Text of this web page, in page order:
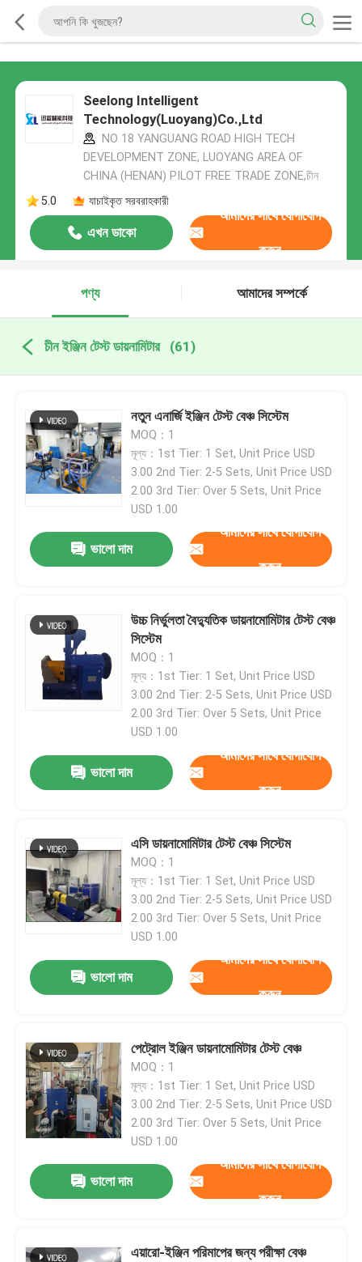
Seelong Intelligent
Technology(Luoyang)Co.,Ltd
NO 18 YANGUANG ROAD HIGH TECH
DEVELOPMENT ZONE, LUOYANG AREA OF
CHINA (HENAN) PILOT FREE TRADE ZONE,চীন
5.0
যাচাইকৃত সরবরাহকারী
এখন ডাকো
আমাদের সাথে যোগাযোগ
করুন
পণ্য আমাদের সম্পর্কে
চীন ইঞ্জিন টেস্ট ডায়নামিটার (61)
নতুন এনার্জি ইঞ্জিন টেস্ট বেঞ্চ সিস্টেম
MOQ：1
মূল্য：1st Tier: 1 Set, Unit Price USD
3.00 2nd Tier: 2-5 Sets, Unit Price USD
2.00 3rd Tier: Over 5 Sets, Unit Price
USD 1.00
ভালো দাম
আমাদের সাথে যোগাযোগ
করুন
উচ্চ নির্ভুলতা বৈদ্যুতিক ডায়নামোমিটার টেস্ট বেঞ্চ
সিস্টেম
MOQ：1
মূল্য：1st Tier: 1 Set, Unit Price USD
3.00 2nd Tier: 2-5 Sets, Unit Price USD
2.00 3rd Tier: Over 5 Sets, Unit Price
USD 1.00
ভালো দাম
আমাদের সাথে যোগাযোগ
করুন
এসি ডায়নামোমিটার টেস্ট বেঞ্চ সিস্টেম
MOQ：1
মূল্য：1st Tier: 1 Set, Unit Price USD
3.00 2nd Tier: 2-5 Sets, Unit Price USD
2.00 3rd Tier: Over 5 Sets, Unit Price
USD 1.00
ভালো দাম
আমাদের সাথে যোগাযোগ
করুন
পেট্রোল ইঞ্জিন ডায়নামোমিটার টেস্ট বেঞ্চ
MOQ：1
মূল্য：1st Tier: 1 Set, Unit Price USD
3.00 2nd Tier: 2-5 Sets, Unit Price USD
2.00 3rd Tier: Over 5 Sets, Unit Price
USD 1.00
ভালো দাম
আমাদের সাথে যোগাযোগ
করুন
এয়ারো-ইঞ্জিন পরিমাপের জন্য পরীক্ষা বেঞ্চ